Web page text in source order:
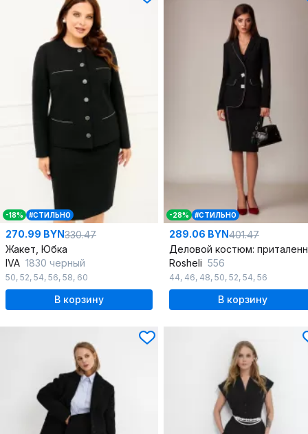
-18% #СТИЛЬНО
270.99 BYN330.47
Жакет, Юбка
IVA 1830 черный
50, 52, 54, 56, 58, 60
В корзину
-28% #СТИЛЬНО
289.06 BYN401.47
Rosheli 556
44, 46, 48, 50, 52, 54, 56
В корзину